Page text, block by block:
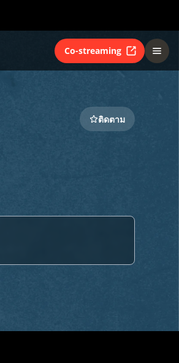
Co-streaming
ติดตาม